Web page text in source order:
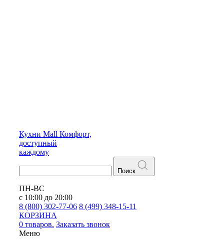
Кухни Mall Комфорт,
доступный
каждому
Поиск
ПН-ВС
с 10:00 до 20:00
8 (800) 302-77-06 8 (499) 348-15-11
КОРЗИНА
0 товаров. Заказать звонок
Меню